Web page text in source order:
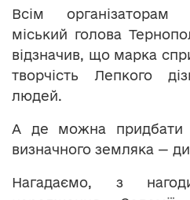
Всім організаторам
міський голова
відзначив, що марка
творчість Лепкого
людей.
А де можна придбати
визначного земляка —
Нагадаємо, з